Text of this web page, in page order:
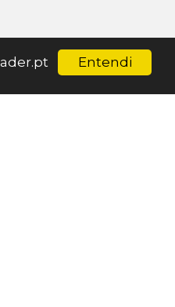
Entendi